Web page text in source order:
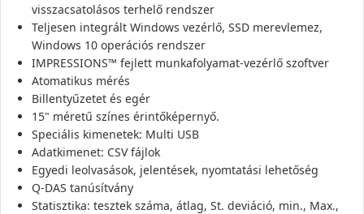
visszacsatolásos terhelő rendszer
Teljesen integrált Windows vezérlő, SSD merevlemez,
Windows 10 operációs rendszer
IMPRESSIONS™ fejlett munkafolyamat-vezérlő szoftver
Atomatikus mérés
Billentyűzetet és egér
15" méretű színes érintőképernyő.
Speciális kimenetek: Multi USB
Adatkimenet: CSV fájlok
Egyedi leolvasások, jelentések, nyomtatási lehetőség
Q-DAS tanúsítvány
Statisztika: tesztek száma, átlag, St. deviáció, min., Max.,